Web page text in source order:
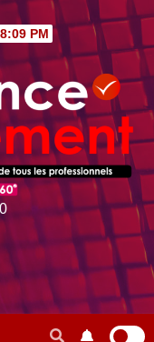
PM